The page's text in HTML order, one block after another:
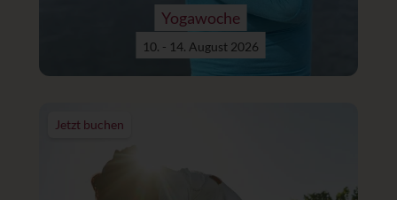
Yogawoche
10. - 14. August 2026
Jetzt buchen